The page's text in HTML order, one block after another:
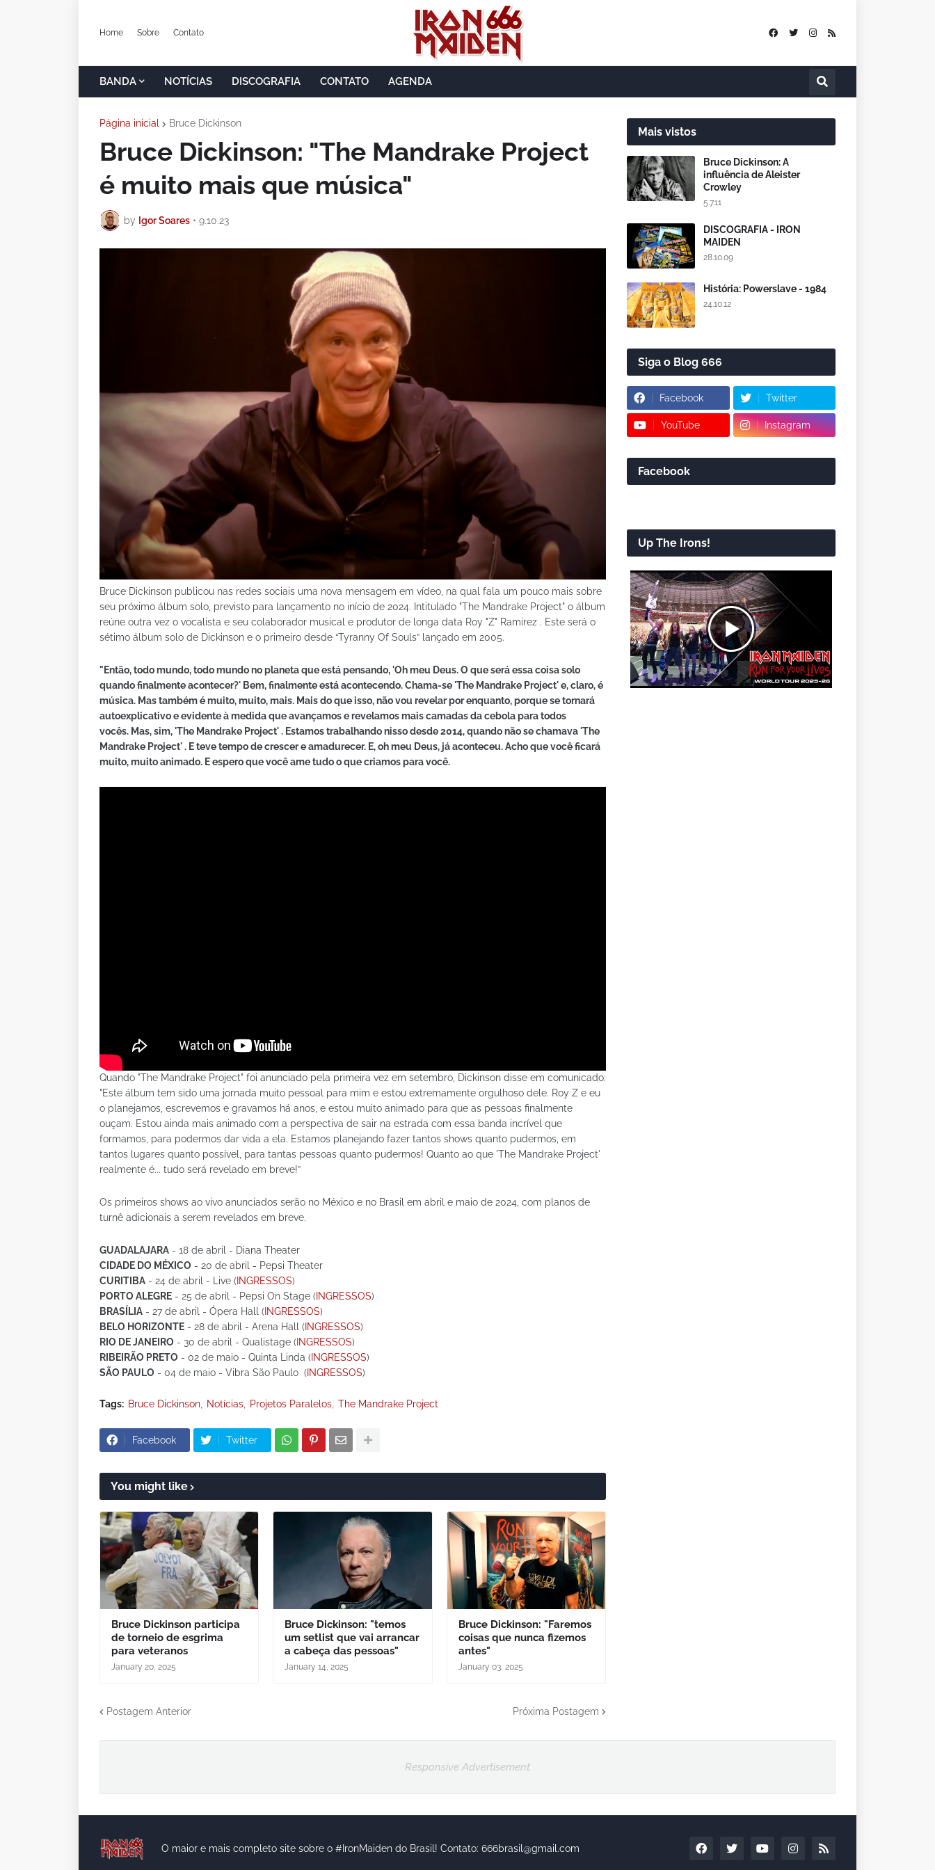
Home Sobre Contato
BANDA NOTÍCIAS DISCOGRAFIA CONTATO AGENDA
Página inicial Bruce Dickinson
Bruce Dickinson: "The Mandrake Project
é muito mais que música"
by Igor Soares • 9.10.23
Bruce Dickinson publicou nas redes sociais uma nova mensagem em vídeo, na qual fala um pouco mais sobre
seu próximo álbum solo, previsto para lançamento no início de 2024. Intitulado "The Mandrake Project" o álbum
reúne outra vez o vocalista e seu colaborador musical e produtor de longa data Roy "Z" Ramirez . Este será o
sétimo álbum solo de Dickinson e o primeiro desde “Tyranny Of Souls” lançado em 2005.
"Então, todo mundo, todo mundo no planeta que está pensando, 'Oh meu Deus. O que será essa coisa solo
quando finalmente acontecer?' Bem, finalmente está acontecendo. Chama-se 'The Mandrake Project' e, claro, é
música. Mas também é muito, muito, mais. Mais do que isso, não vou revelar por enquanto, porque se tornará
autoexplicativo e evidente à medida que avançamos e revelamos mais camadas da cebola para todos
vocês. Mas, sim, 'The Mandrake Project' . Estamos trabalhando nisso desde 2014, quando não se chamava 'The
Mandrake Project' . E teve tempo de crescer e amadurecer. E, oh meu Deus, já aconteceu. Acho que você ficará
muito, muito animado. E espero que você ame tudo o que criamos para você.
Quando "The Mandrake Project" foi anunciado pela primeira vez em setembro, Dickinson disse em comunicado:
"Este álbum tem sido uma jornada muito pessoal para mim e estou extremamente orgulhoso dele. Roy Z e eu
o planejamos, escrevemos e gravamos há anos, e estou muito animado para que as pessoas finalmente
ouçam. Estou ainda mais animado com a perspectiva de sair na estrada com essa banda incrível que
formamos, para podermos dar vida a ela. Estamos planejando fazer tantos shows quanto pudermos, em
tantos lugares quanto possível, para tantas pessoas quanto pudermos! Quanto ao que 'The Mandrake Project'
realmente é... tudo será revelado em breve!”
Os primeiros shows ao vivo anunciados serão no México e no Brasil em abril e maio de 2024, com planos de
turnê adicionais a serem revelados em breve.
GUADALAJARA - 18 de abril - Diana Theater
CIDADE DO MÉXICO - 20 de abril - Pepsi Theater
CURITIBA - 24 de abril - Live ( INGRESSOS)
PORTO ALEGRE - 25 de abril - Pepsi On Stage ( INGRESSOS)
BRASÍLIA - 27 de abril - Ópera Hall ( INGRESSOS)
BELO HORIZONTE - 28 de abril - Arena Hall ( INGRESSOS)
RIO DE JANEIRO - 30 de abril - Qualistage ( INGRESSOS)
RIBEIRÃO PRETO - 02 de maio - Quinta Linda ( INGRESSOS)
SÃO PAULO - 04 de maio - Vibra São Paulo ( INGRESSOS)
Tags: Bruce Dickinson Notícias Projetos Paralelos The Mandrake Project
Facebook Twitter
You might like
Bruce Dickinson participa
de torneio de esgrima
para veteranos
January 20, 2025
Bruce Dickinson: "temos
um setlist que vai arrancar
a cabeça das pessoas"
January 14, 2025
Bruce Dickinson: "Faremos
coisas que nunca fizemos
antes"
January 03, 2025
Postagem Anterior Próxima Postagem
Mais vistos
Bruce Dickinson: A
influência de Aleister
Crowley
5.7.11
DISCOGRAFIA - IRON
MAIDEN
28.10.09
História: Powerslave - 1984
24.10.12
Siga o Blog 666
Facebook Twitter
YouTube Instagram
Facebook
Up The Irons!
Responsive Advertisement
O maior e mais completo site sobre o #IronMaiden do Brasil! Contato: 666brasil@gmail.com